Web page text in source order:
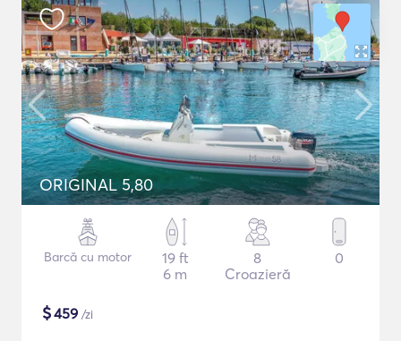
ORIGINAL 5,80
Barcă cu motor
19 ft
6 m
8
Croazieră
0
$459 /zi